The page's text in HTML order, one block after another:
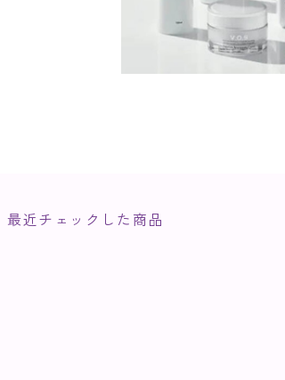
最近チェックした商品